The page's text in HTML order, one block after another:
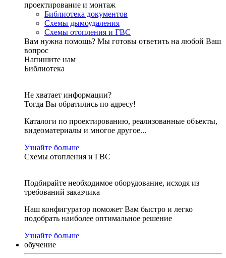
проектирование и монтаж
Библиотека документов
Схемы дымоудаления
Схемы отопления и ГВС
Вам нужна помощь? Мы готовы ответить на любой Ваш
вопрос
Напишите нам
Библиотека
Не хватает информации?
Тогда Вы обратились по адресу!
Каталоги по проектированию, реализованные объекты,
видеоматериалы и многое другое...
Узнайте больше
Схемы отопления и ГВС
Подбирайте необходимое оборудование, исходя из
требований заказчика
Наш конфигуратор поможет Вам быстро и легко
подобрать наиболее оптимальное решение
Узнайте больше
обучение